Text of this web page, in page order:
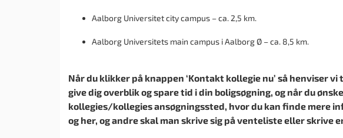
Aalborg Universitet city campus – ca. 2,5 km.
Aalborg Universitets main campus i Aalborg Ø – ca. 8,5 km.
Når du klikker på knappen ‘Kontakt kollegie nu’ så henviser
give dig overblik og spare tid i din boligsøgning, og når du
kollegies/kollegies ansøgningssted, hvor du kan finde mere
og her, og andre skal man skrive sig på venteliste eller